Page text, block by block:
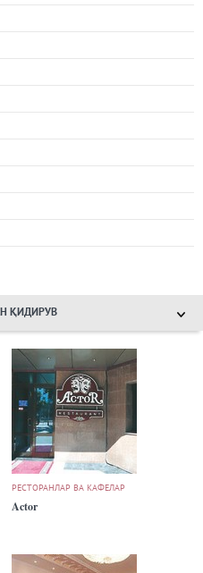
ҚИДИРУВ
РЕСТОРАНЛАР ВА КАФЕЛАР
Actor